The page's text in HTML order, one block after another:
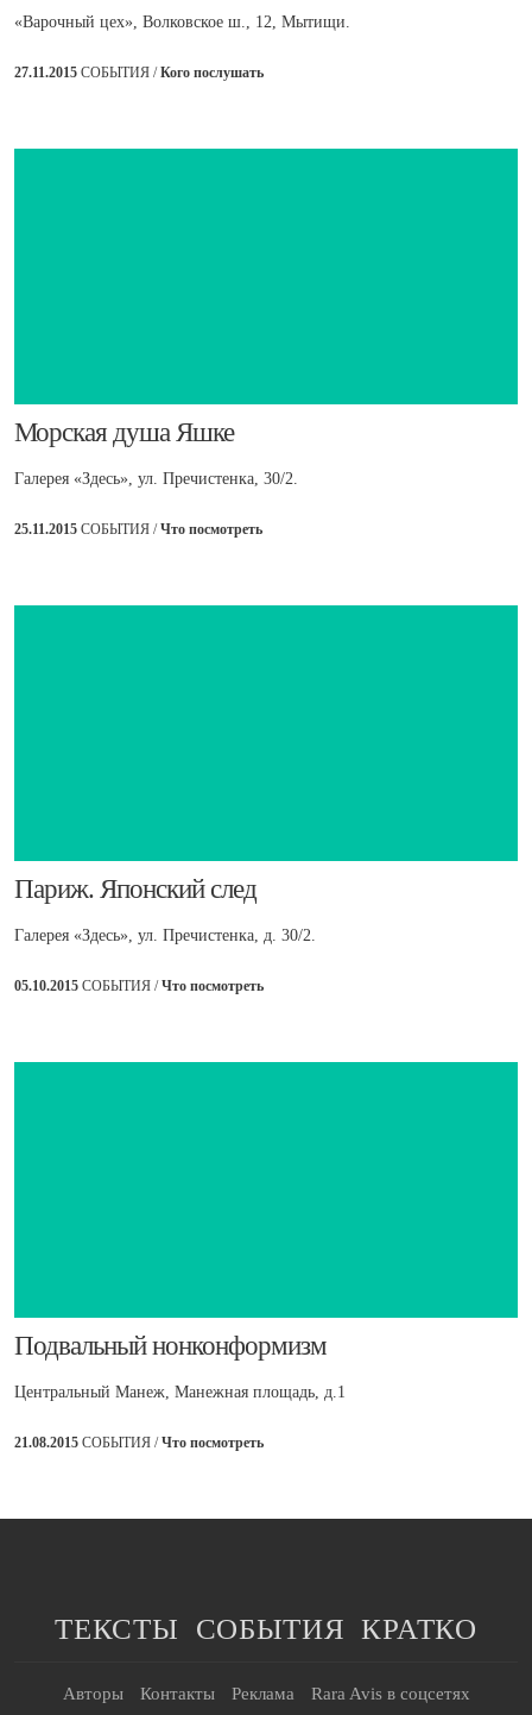
«Варочный цех», Волковское ш., 12, Мытищи.
27.11.2015 СОБЫТИЯ /Кого послушать
​Морская душа Яшке
Галерея «Здесь», ул. Пречистенка, 30/2.
25.11.2015 СОБЫТИЯ /Что посмотреть
Париж. Японский след
Галерея «Здесь», ул. Пречистенка, д. 30/2.
05.10.2015 СОБЫТИЯ /Что посмотреть
Подвальный нонконформизм
Центральный Манеж, Манежная площадь, д.1
21.08.2015 СОБЫТИЯ /Что посмотреть
ТЕКСТЫ СОБЫТИЯ КРАТКО
Авторы Контакты Реклама Rara Avis в соцсетях